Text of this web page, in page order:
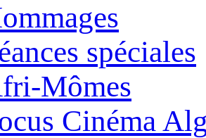
spéciales
Mômes
Cinéma